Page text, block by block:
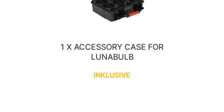
1 X ACCESSORY CASE FOR
LUNABULB
INKLUSIVE